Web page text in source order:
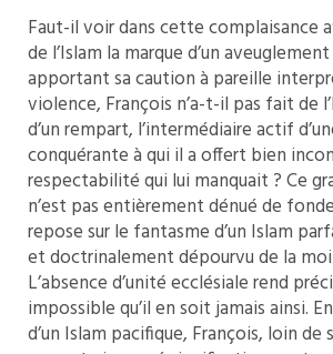
Faut-il voir dans cette complaisance
de l’Islam la marque d’un
apportant sa caution à pareille
violence, François n’a-t-il pas fait de
d’un rempart, l’intermédiaire actif
conquérante à qui il a offert bien
respectabilité qui lui manquait ? Ce
n’est pas entièrement dénué de
repose sur le fantasme d’un Islam
et doctrinalement dépourvu de la
L’absence d’unité ecclésiale rend
impossible qu’il en soit jamais ainsi.
d’un Islam pacifique, François, loin